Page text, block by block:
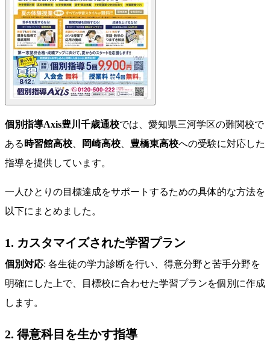
個別指導Axis豊川千歳通校では、愛知県三河学区の難関校で
ある時習館高校、 岡崎高校、 豊橋東高校への受験に対応した
指導を提供しています。
一人ひとりの目標達成をサポートするための具体的な方法を
以下にまとめました。
1. カスタマイズされた学習プラン
個別対応: 各生徒の学力診断を行い、得意分野と苦手分野を
明確にした上で、目標校に合わせた学習プランを個別に作成
します。
2. 得意科目を生かす指導